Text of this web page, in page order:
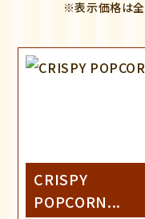
CRISPY
POPCORN...